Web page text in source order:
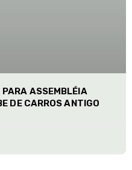
ASSEMBLÉIA
DE CARROS ANTIGO